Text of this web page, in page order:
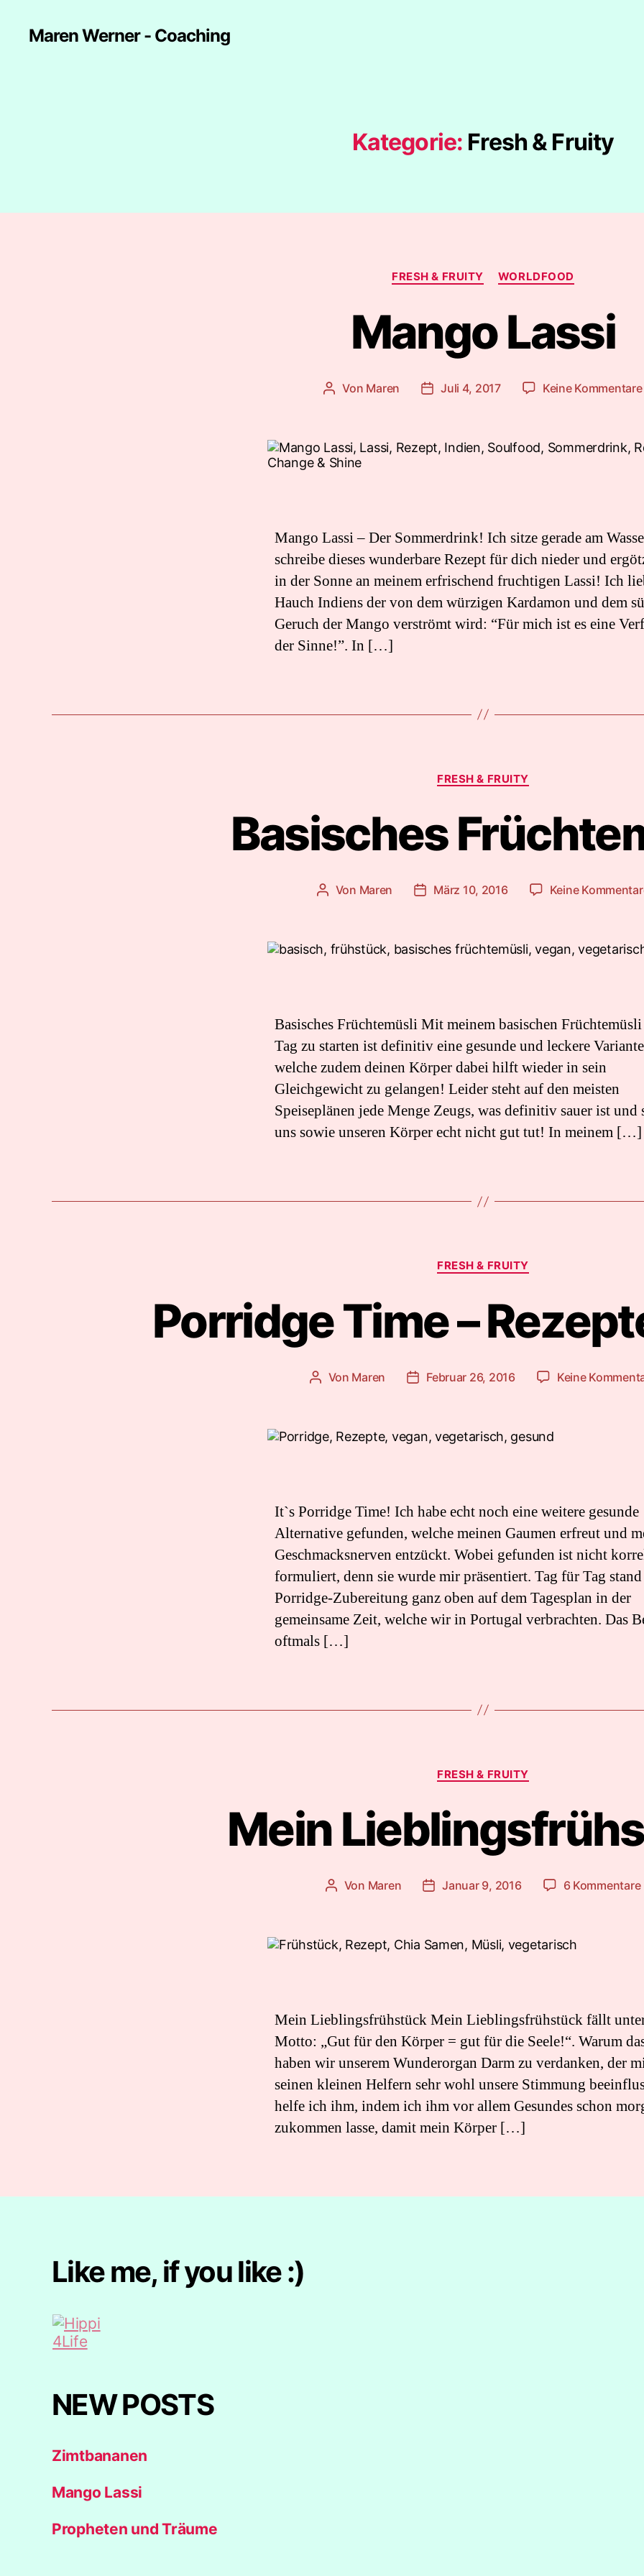
Maren Werner - Coaching
Kategorie: Fresh & Fruity
Kategorien
FRESH & FRUITY WORLDFOOD
Mango Lassi
Beitragsautor
Von Maren Beitragsdatum
Juli 4, 2017 Keine Kommentare
Mango Lassi – Der Sommerdrink! Ich sitze gerade am
schreibe dieses wunderbare Rezept für dich nieder und
in der Sonne an meinem erfrischend fruchtigen Lassi! Ich
Hauch Indiens der von dem würzigen Kardamon und dem
Geruch der Mango verströmt wird: “Für mich ist es eine
der Sinne!”. In […]
Kategorien
FRESH & FRUITY
Basisches
Beitragsautor
Von Maren Beitragsdatum
März 10, 2016 Keine
Basisches Früchtemüsli Mit meinem basischen
Tag zu starten ist definitiv eine gesunde und leckere
welche zudem deinen Körper dabei hilft wieder in sein
Gleichgewicht zu gelangen! Leider steht auf den meisten
Speiseplänen jede Menge Zeugs, was definitiv sauer ist und
uns sowie unseren Körper echt nicht gut tut! In meinem […]
Kategorien
FRESH & FRUITY
Porridge Time –
Beitragsautor
Von Maren Beitragsdatum
Februar 26, 2016 Keine
It`s Porridge Time! Ich habe echt noch eine weitere gesunde
Alternative gefunden, welche meinen Gaumen erfreut und
Geschmacksnerven entzückt. Wobei gefunden ist nicht
formuliert, denn sie wurde mir präsentiert. Tag für Tag
Porridge-Zubereitung ganz oben auf dem Tagesplan in der
gemeinsame Zeit, welche wir in Portugal verbrachten. Das
oftmals […]
Kategorien
FRESH & FRUITY
Mein
Beitragsautor
Von Maren Beitragsdatum
Januar 9, 2016 6 Kommentare
Mein Lieblingsfrühstück Mein Lieblingsfrühstück fällt
Motto: „Gut für den Körper = gut für die Seele!“. Warum
haben wir unserem Wunderorgan Darm zu verdanken, der
seinen kleinen Helfern sehr wohl unsere Stimmung
helfe ich ihm, indem ich ihm vor allem Gesundes schon
zukommen lasse, damit mein Körper […]
Like me, if you like :)
NEW POSTS
Zimtbananen
Mango Lassi
Propheten und Träume